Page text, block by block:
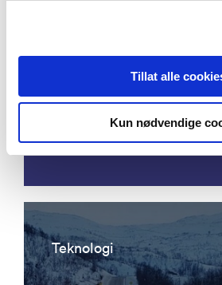
Tillat alle
Kun nødvendige
instrumentation for
condition monitoring
Teknologi